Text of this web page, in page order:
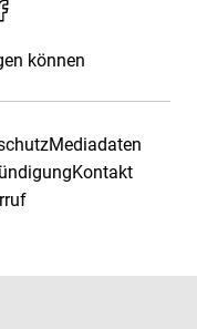
können
Mediadaten
Kontakt